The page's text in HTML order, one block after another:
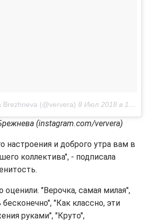
Brezhneva (@ververa) 8 Июл 2018 в 10:12 PDT
(instagram.com/ververa)
настроения и доброго утра вам в
коллектива", - подписала
оценили. "Верочка, самая милая",
"Как классно, эти
руками", "Круто",